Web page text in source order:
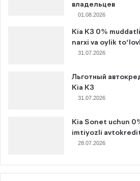
владельцев
01.08.2026
Kia K3 0%
narxi va oylik
31.07.2026
Льготный
Kia K3
31.07.2026
Kia Sonet uchun
imtiyozli
28.07.2026